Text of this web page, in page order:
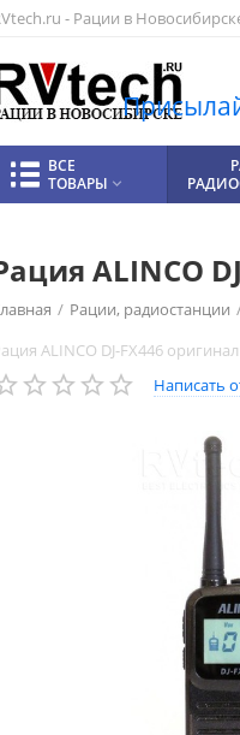
- Рации в
ВСЕ
ТОВАРЫ 
ALINCO
/ Рации, радиостанции
ALINCO DJ-FX446
Написать